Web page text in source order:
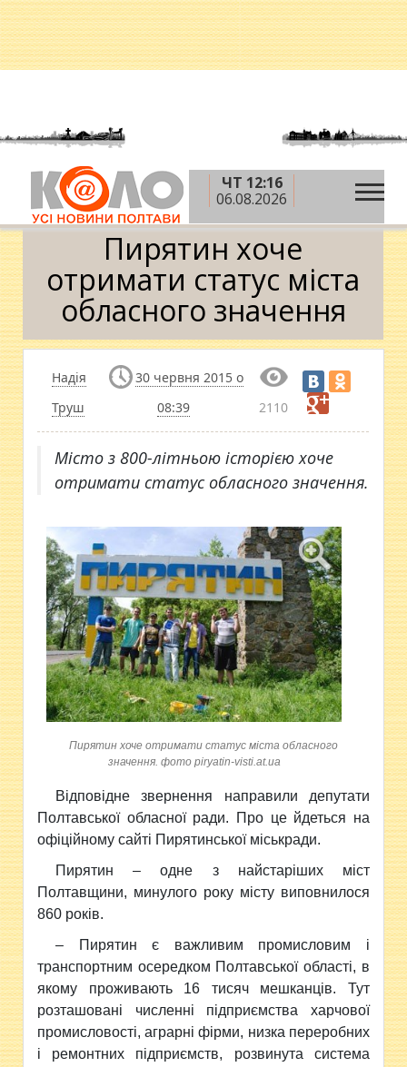
ЧТ 12:16
06.08.2026
Головна » Новини » Влада »Пирятин хоче
отримати статус міста обласного значення
Пирятин хоче
отримати статус міста
обласного значення
Надія
Труш
30 червня 2015 о
08:39
2110
Місто з 800-літньою історією хоче
отримати статус обласного значення.
Пирятин хоче отримати статус міста обласного
значення. фото piryatin-visti.at.ua
Відповідне звернення направили депутати
Полтавської обласної ради. Про це йдеться на
офіційному сайті Пирятинської міськради.
Пирятин – одне з найстаріших міст
Полтавщини, минулого року місту виповнилося
860 років.
– Пирятин є важливим промисловим і
транспортним осередком Полтавської області, в
якому проживають 16 тисяч мешканців. Тут
розташовані численні підприємства харчової
промисловості, аграрні фірми, низка переробних
і ремонтних підприємств, розвинута система